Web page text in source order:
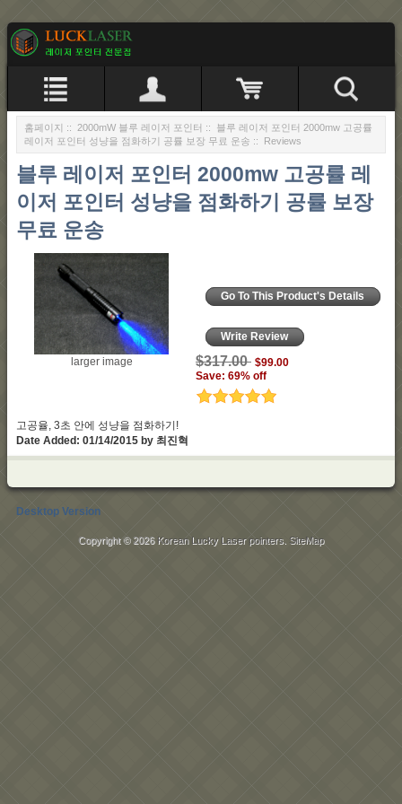
홈페이지 :: 2000mW 블루 레이저 포인터 :: 블루 레이저 포인터 2000mw 고공률
레이저 포인터 성냥을 점화하기 공률 보장 무료 운송 :: Reviews
블루 레이저 포인터 2000mw 고공률 레
이저 포인터 성냥을 점화하기 공률 보장
무료 운송
larger image
Go To This Product's Details
Write Review
$317.00 $99.00
Save: 69% off
고공율, 3초 안에 성냥을 점화하기!
Date Added: 01/14/2015 by 최진혁
Desktop Version
Copyright © 2026 Korean Lucky Laser pointers SiteMap